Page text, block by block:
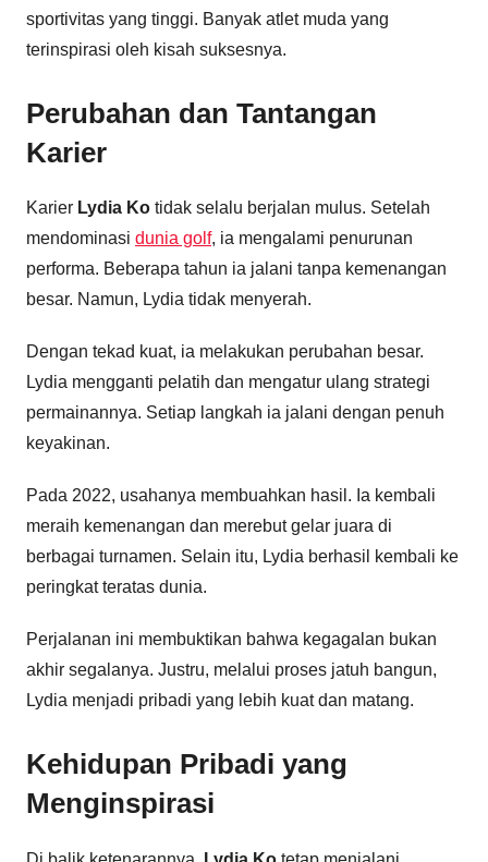
sportivitas yang tinggi. Banyak atlet muda yang
terinspirasi oleh kisah suksesnya.
Perubahan dan Tantangan
Karier
Karier Lydia Ko tidak selalu berjalan mulus. Setelah
mendominasi dunia golf, ia mengalami penurunan
performa. Beberapa tahun ia jalani tanpa kemenangan
besar. Namun, Lydia tidak menyerah.
Dengan tekad kuat, ia melakukan perubahan besar.
Lydia mengganti pelatih dan mengatur ulang strategi
permainannya. Setiap langkah ia jalani dengan penuh
keyakinan.
Pada 2022, usahanya membuahkan hasil. Ia kembali
meraih kemenangan dan merebut gelar juara di
berbagai turnamen. Selain itu, Lydia berhasil kembali ke
peringkat teratas dunia.
Perjalanan ini membuktikan bahwa kegagalan bukan
akhir segalanya. Justru, melalui proses jatuh bangun,
Lydia menjadi pribadi yang lebih kuat dan matang.
Kehidupan Pribadi yang
Menginspirasi